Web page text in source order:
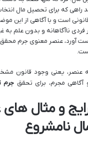
راهی که برای تحصیل مال
است و با آگاهی از این
ناآگاهانه و بدون علم به
آورد، عنصر معنوی جرم
یعنی وجود قانون
مجرم، برای تحقق جرم
و مثال های
نامشروع